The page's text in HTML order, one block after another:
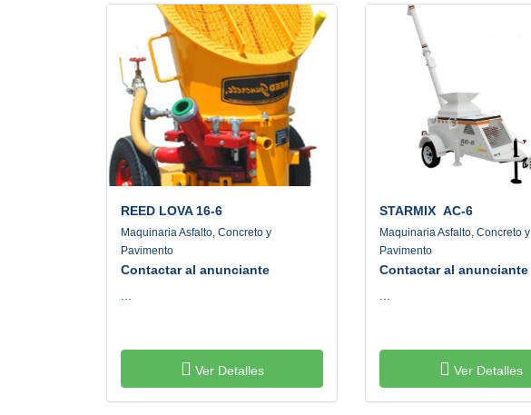
REED LOVA 16-6
Maquinaria Asfalto, Concreto y
Pavimento
Contactar al anunciante
Ver Detalles
STARMIX AC-6
Maquinaria Asfalto, Concreto y
Pavimento
Contactar al anunciante
Ver Detalles